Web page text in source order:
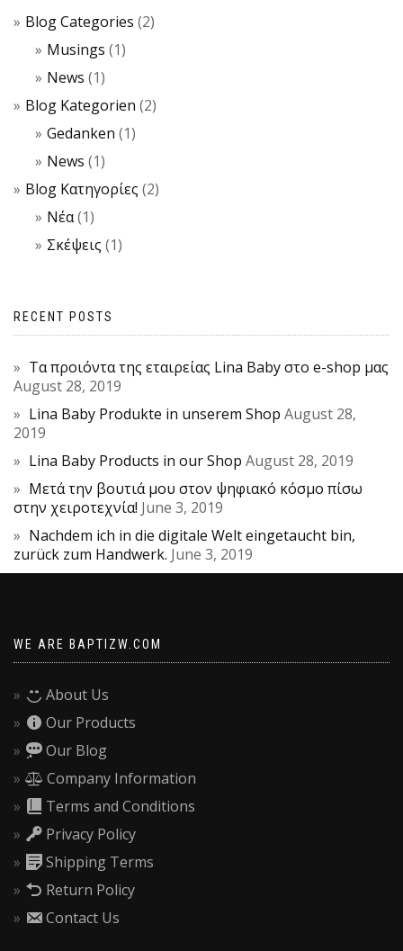
Blog Categories (2)
Musings (1)
News (1)
Blog Kategorien (2)
Gedanken (1)
News (1)
Blog Κατηγορίες (2)
Νέα(1)
Σκέψεις (1)
RECENT POSTS
Τα προιόντα της εταιρείας Lina Baby στο e-shop μας
August 28, 2019
Lina Baby Produkte in unserem Shop August 28,
2019
Lina Baby Products in our Shop August 28, 2019
Μετά την βουτιά μου στον ψηφιακό κόσμο πίσω
στην χειροτεχνία! June 3, 2019
Nachdem ich in die digitale Welt eingetaucht bin,
zurück zum Handwerk. June 3, 2019
WE ARE BAPTIZW.COM
About Us
Our Products
Our Blog
Company Information
Terms and Conditions
Privacy Policy
Shipping Terms
Return Policy
Contact Us